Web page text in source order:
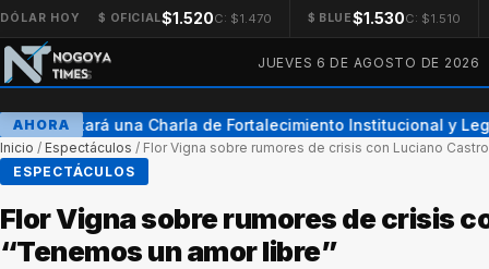
DÓLAR HOY $ OFICIAL$1.520C: $1.470 $ BLUE$1.530C: $1.510
JUEVES 6 DE AGOSTO DE 2026
AHORA
Se realizará una Charla de Fortalecimiento Institucional y
Inicio / Espectáculos / Flor Vigna sobre rumores de crisis con Luciano
ESPECTÁCULOS
Flor Vigna sobre rumores de crisis
“Tenemos un amor libre”